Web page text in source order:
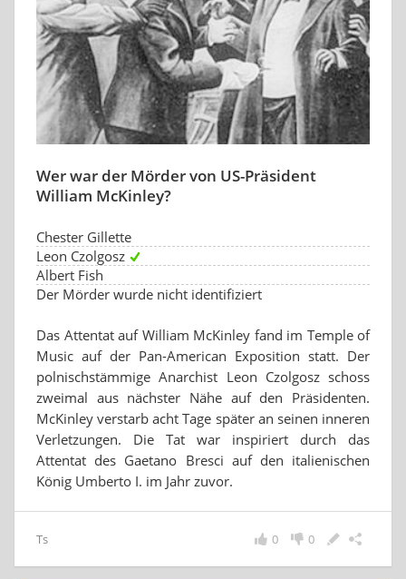
Wer war der Mörder von US-Präsident
William McKinley?
Chester Gillette
Leon Czolgosz
Albert Fish
Der Mörder wurde nicht identifiziert
Das Attentat auf William McKinley fand im Temple of
Music auf der Pan-American Exposition statt. Der
polnischstämmige Anarchist Leon Czolgosz schoss
zweimal aus nächster Nähe auf den Präsidenten.
McKinley verstarb acht Tage später an seinen inneren
Verletzungen. Die Tat war inspiriert durch das
Attentat des Gaetano Bresci auf den italienischen
König Umberto I. im Jahr zuvor.
Ts 0
0